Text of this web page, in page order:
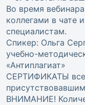
Во время
коллегами в чате
специалистам.
Спикер: Ольга
учебно-
«Антиплагиат»
СЕРТИФИКАТЫ
ВНИМАНИЕ!